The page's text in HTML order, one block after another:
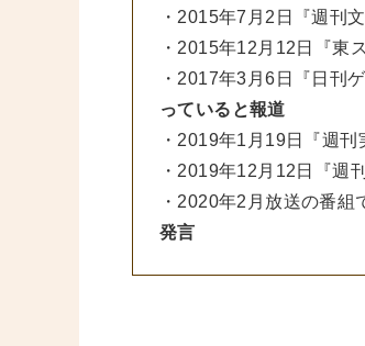
・2015年7月2日『週刊
・2015年12月12日『東ス
・2017年3月6日『日刊ゲ
っていると報道
・2019年1月19日『週刊
・2019年12月12日『週
・2020年2月放送の番組
発言